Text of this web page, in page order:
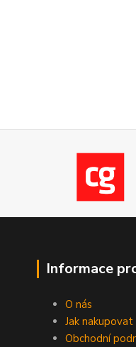
Informace
O nás
Jak nakupovat
Obchodní